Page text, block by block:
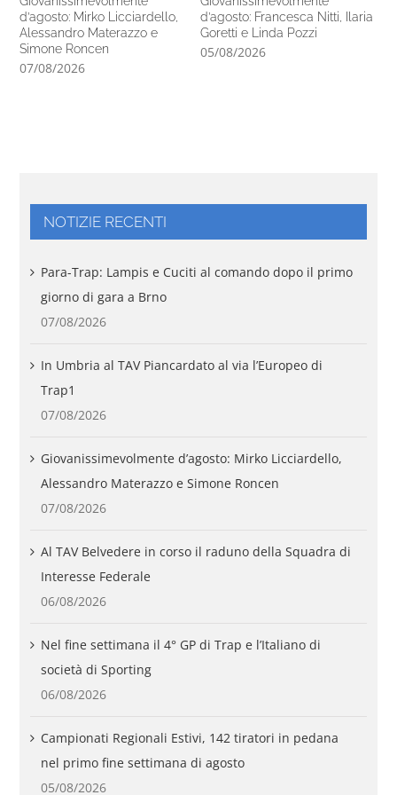
d’agosto: Mirko Licciardello,
Alessandro Materazzo e
Simone Roncen
07/08/2026
d’agosto: Francesca Nitti, Ilaria
Goretti e Linda Pozzi
05/08/2026
NOTIZIE RECENTI
Para-Trap: Lampis e Cuciti al comando dopo il primo
giorno di gara a Brno
07/08/2026
In Umbria al TAV Piancardato al via l’Europeo di
Trap1
07/08/2026
Giovanissimevolmente d’agosto: Mirko Licciardello,
Alessandro Materazzo e Simone Roncen
07/08/2026
Al TAV Belvedere in corso il raduno della Squadra di
Interesse Federale
06/08/2026
Nel fine settimana il 4° GP di Trap e l’Italiano di
società di Sporting
06/08/2026
Campionati Regionali Estivi, 142 tiratori in pedana
nel primo fine settimana di agosto
05/08/2026